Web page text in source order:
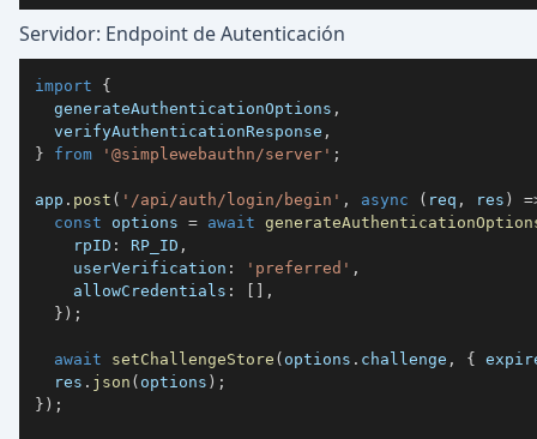
Servidor: Endpoint de Autenticación
import
{
  generateAuthenticationOptions
,
  verifyAuthenticationResponse
,
}
from '@simplewebauthn/server' ;
app . post ( '/api/auth/login/begin' , async ( req , res )
const options = await
    rpID
: RP_ID ,
    userVerification
: 'preferred' ,
    allowCredentials
: [ ] ,
} ) ;
await setChallengeStore ( options . challenge , {
  res
. json ( options ) ;
} ) ;